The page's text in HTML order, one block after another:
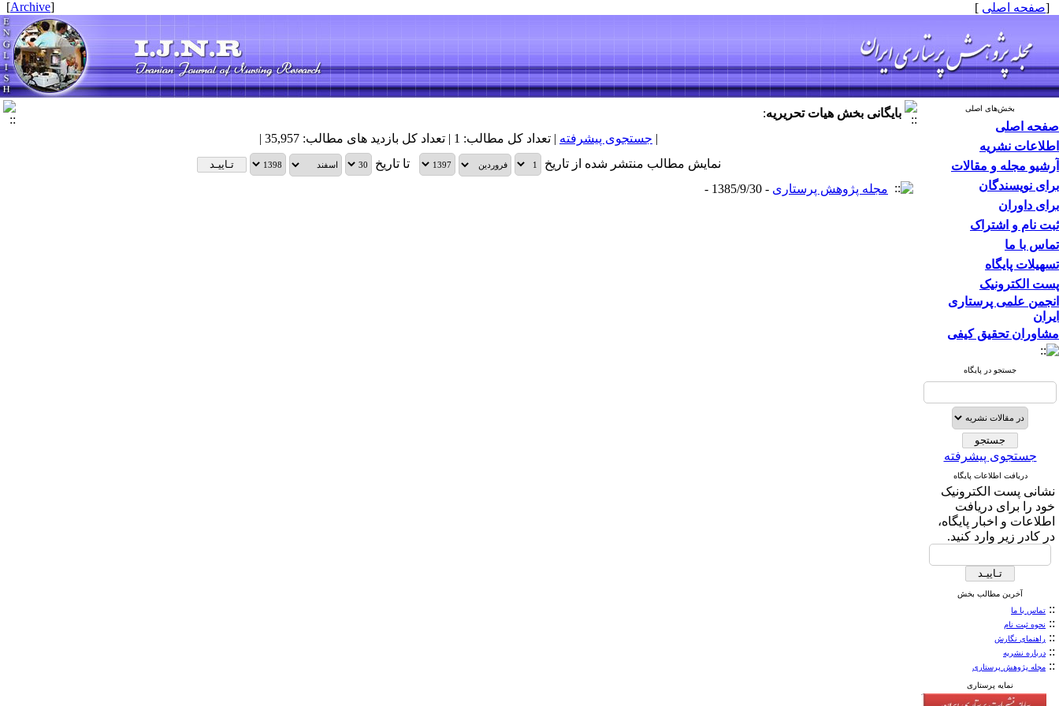
[صفحه اصلی ]
[
Archive
]
بخش‌های اصلی
صفحه اصلی
اطلاعات نشریه
آرشیو مجله و مقالات
برای نویسندگان
برای داوران
ثبت نام و اشتراک
تماس با ما
تسهیلات پایگاه
پست الکترونیک
انجمن علمی پرستاری
ایران
مشاوران تحقیق کیفی
جستجو در پایگاه
جستجوی پیشرفته
دریافت اطلاعات پایگاه
نشانی پست الکترونیک
خود را برای دریافت
اطلاعات و اخبار پایگاه،
در کادر زیر وارد کنید.
آخرین مطالب بخش
:: تماس با ما
:: نحوه ثبت نام
:: راهنمای نگارش
:: درباره نشریه
:: مجله پژوهش پرستاری
نمایه پرستاری
بایگانی بخش هیات تحریریه:
| جستجوی پیشرفته | تعداد کل مطالب: 1 | تعداد کل بازدید های مطالب: 35,957 |
نمایش مطالب منتشر شده از تاریخ
تا تاریخ
مجله پژوهش پرستاری - 1385/9/30 -